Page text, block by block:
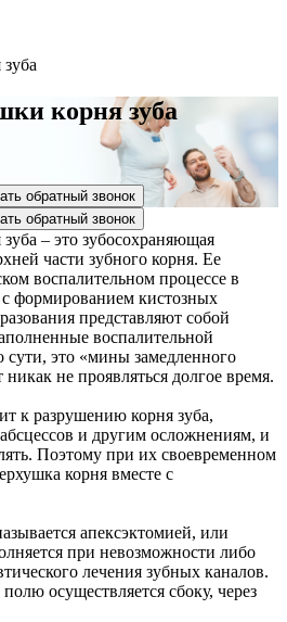
корня зуба
обратный звонок
обратный звонок
– это зубосохраняющая
части зубного корня. Ее
воспалительном процессе в
формированием кистозных
представляют собой
воспалительной
это «мины замедленного
не проявляться долгое время.
к разрушению корня зуба,
и другим осложнениям, и
Поэтому при их своевременном
корня вместе с
апексэктомией, или
при невозможности либо
лечения зубных каналов.
осуществляется сбоку, через